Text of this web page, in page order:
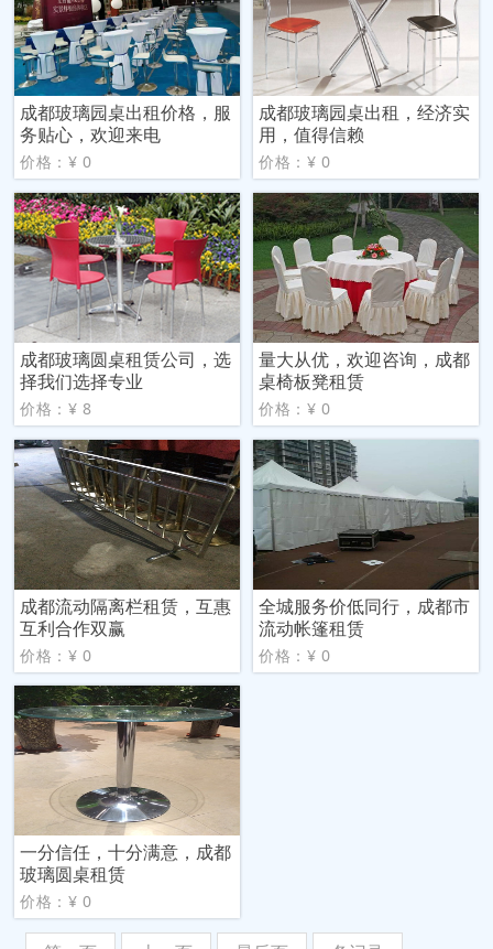
成都玻璃园桌出租价格，服
务贴心，欢迎来电
价格：¥ 0
成都玻璃园桌出租，经济实
用，值得信赖
价格：¥ 0
成都玻璃圆桌租赁公司，选
择我们选择专业
价格：¥ 8
量大从优，欢迎咨询，成都
桌椅板凳租赁
价格：¥ 0
成都流动隔离栏租赁，互惠
互利合作双赢
价格：¥ 0
全城服务价低同行，成都市
流动帐篷租赁
价格：¥ 0
一分信任，十分满意，成都
玻璃圆桌租赁
价格：¥ 0